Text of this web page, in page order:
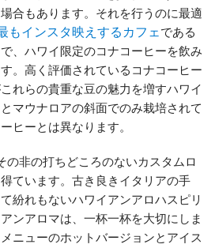
合もあります。それを行うのに最適
もインスタ映えするカフェ である
、ハワイ限定のコナコーヒーを飲み
。高く評価されているコナコーヒー
れらの貴重な豆の魅力を増すハワイ
マウナロアの斜面でのみ栽培されて
ヒーとは異なります。
の非の打ちどころのないカスタムロ
ています。古き良きイタリアの手
紛れもないハワイアンアロハスピリ
ンアロマは、一杯一杯を大切にしま
ニューのホットバージョンとアイス